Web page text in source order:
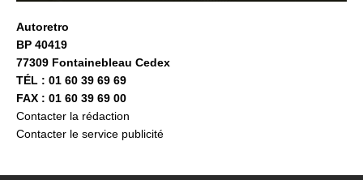
Autoretro
BP 40419
77309 Fontainebleau Cedex
TÉL : 01 60 39 69 69
FAX : 01 60 39 69 00
Contacter la rédaction
Contacter le service publicité